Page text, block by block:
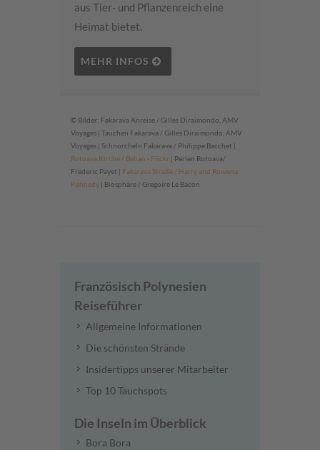
aus Tier- und Pflanzenreich eine
Heimat bietet.
MEHR INFOS
© Bilder: Fakarava Anreise / Gilles Diraimondo, AMV
Voyages | Tauchen Fakarava / Gilles Diraimondo, AMV
Voyages | Schnorcheln Fakarava / Philippe Bacchet |
Rotoava Kirche / Behan - Flickr | Perlen Rotoava/
Frederic Payet | Fakarava Straße / Harry and Rowena
Kennedy | Biosphäre / Gregoire Le Bacon
Französisch Polynesien
Reiseführer
Allgemeine Informationen
Die schönsten Strände
Insidertipps unserer Mitarbeiter
Top 10 Tauchspots
Die Inseln im Überblick
Bora Bora